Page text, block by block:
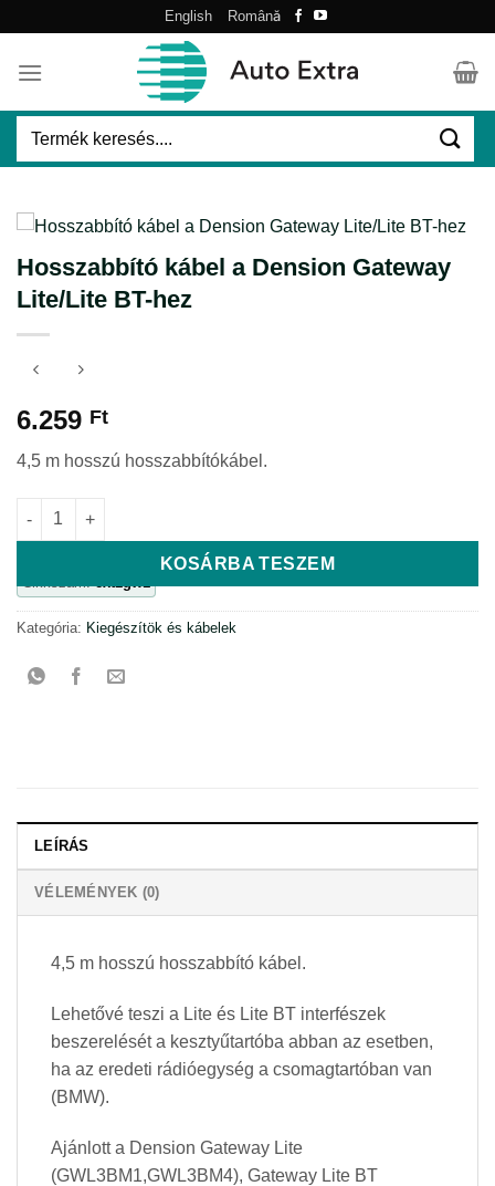
content
English Română
Keresés
Hosszabbító kábel a Dension Gateway
Lite/Lite BT-hez
6.259 Ft
4,5 m hosszú hosszabbítókábel.
Hosszabbító kábel a Dension Gateway Lite/Lite BT-hez
KOSÁRBA TESZEM
Kategória: Kiegészítök és kábelek
LEÍRÁS
VÉLEMÉNYEK (0)
4,5 m hosszú hosszabbító kábel.
Lehetővé teszi a Lite és Lite BT interfészek
beszerelését a kesztyűtartóba abban az esetben,
ha az eredeti rádióegység a csomagtartóban van
(BMW).
Ajánlott a Dension Gateway Lite
(GWL3BM1,GWL3BM4), Gateway Lite BT